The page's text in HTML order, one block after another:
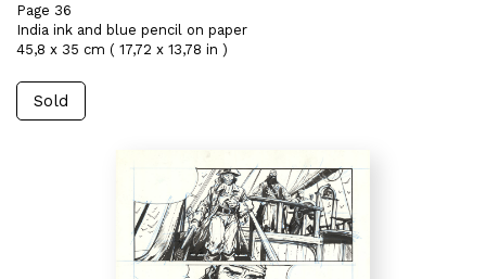
Page 36
India ink and blue pencil on paper
45,8 x 35 cm ( 17,72 x 13,78 in )
Sold